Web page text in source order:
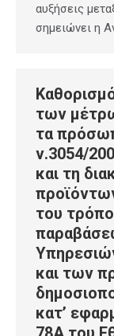
αυξήσεις
σημειώνει η
των
τα
ν.3054/
και τη
του
και των
κατ’